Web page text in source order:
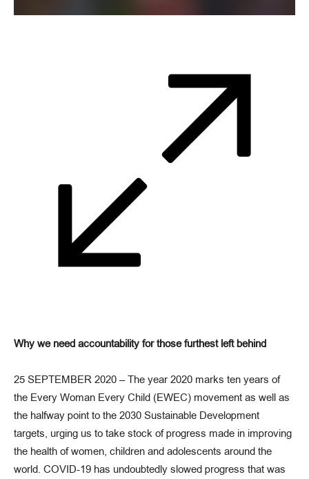
Why we need accountability for those furthest left behind
25 SEPTEMBER 2020 – The year 2020 marks ten years of
the Every Woman Every Child (EWEC) movement as well as
the halfway point to the 2030 Sustainable Development
targets, urging us to take stock of progress made in improving
the health of women, children and adolescents around the
world. COVID-19 has undoubtedly slowed progress that was